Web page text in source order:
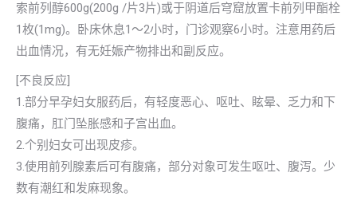
索前列醇600g(200g /片3片)或于阴道后穹窟放置卡前列甲酯栓
1枚(1mg)。卧床休息1～2小时，门诊观察6小时。注意用药后
出血情况，有无妊娠产物排出和副反应。
[不良反应]
1.部分早孕妇女服药后，有轻度恶心、呕吐、眩晕、乏力和下
腹痛，肛门坠胀感和子宫出血。
2.个别妇女可出现皮疹。
3.使用前列腺素后可有腹痛，部分对象可发生呕吐、腹泻。少
数有潮红和发麻现象。